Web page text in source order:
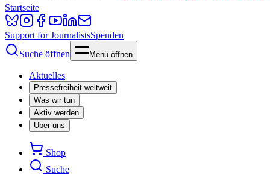
Startseite
Support for JournalistsSpenden
Suche öffnen
Menü öffnen
Aktuelles
Pressefreiheit weltweit
Was wir tun
Aktiv werden
Über uns
Shop
Suche